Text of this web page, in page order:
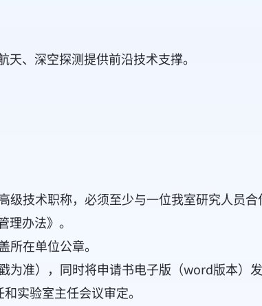
、深空探测提供前沿技术支撑。
技术职称，必须至少与一位我室研究人员合
理办法》。
所在单位公章。
准），同时将申请书电子版（word版本）
实验室主任会议审定。